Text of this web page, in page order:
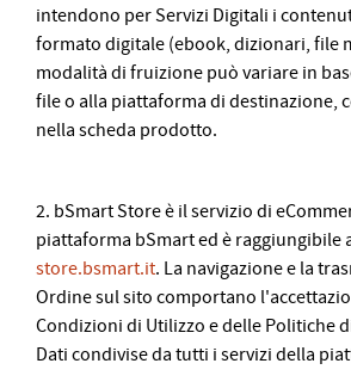
intendono per Servizi Digitali i
formato digitale (ebook, dizionari, file
modalità di fruizione può variare in
file o alla piattaforma di destinazione,
nella scheda prodotto.
2. bSmart Store è il servizio di
piattaforma bSmart ed è raggiungibile
store.bsmart.it. La navigazione e la
Ordine sul sito comportano
Condizioni di Utilizzo e delle Politiche
Dati condivise da tutti i servizi della